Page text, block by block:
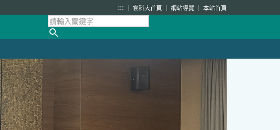
::: 雲科大首頁 網站導覽 本站首頁